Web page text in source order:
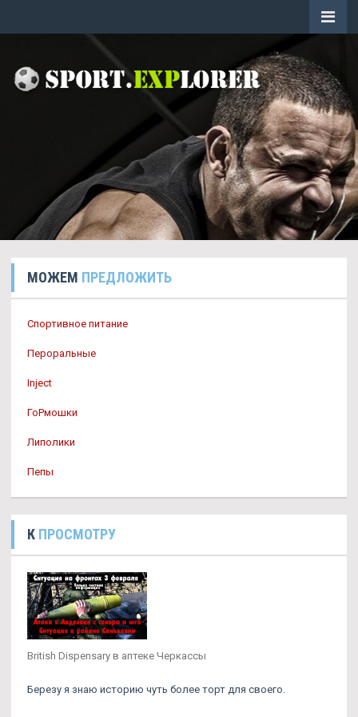
МОЖЕМ ПРЕДЛОЖИТЬ
Спортивное питание
Пероральные
Inject
ГоРмошки
Липолики
Пепы
К ПРОСМОТРУ
British Dispensary в аптеке Черкассы
Березу я знаю историю чуть более торт для своего.